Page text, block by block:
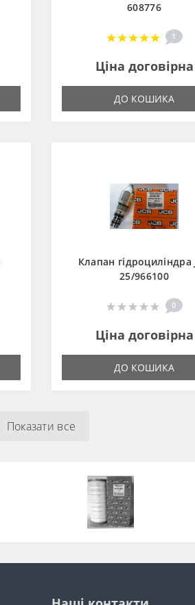
608776
1
Ціна договірна
ДО КОШИКА
Клапан гідроциліндра
25/966100
0
Ціна договірна
ДО КОШИКА
Показати все